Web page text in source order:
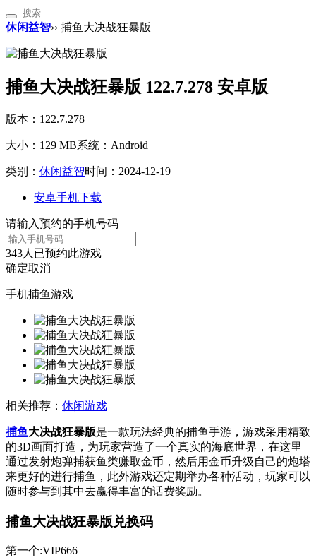
休闲益智›› 捕鱼大决战狂暴版
捕鱼大决战狂暴版 122.7.278 安卓版
版本：122.7.278
大小：129 MB系统：Android
类别： 休闲益智时间：2024-12-19
安卓手机下载
请输入预约的手机号码
343人已预约此游戏
确定取消
手机捕鱼游戏
相关推荐： 休闲游戏
捕鱼大决战狂暴版是一款玩法经典的捕鱼手游，游戏采用精致
的3D画面打造，为玩家营造了一个真实的海底世界，在这里
通过发射炮弹捕获鱼类赚取金币，然后用金币升级自己的炮塔
来更好的进行捕鱼，此外游戏还定期举办各种活动，玩家可以
随时参与到其中去赢得丰富的话费奖励。
捕鱼大决战狂暴版兑换码
第一个:VIP666